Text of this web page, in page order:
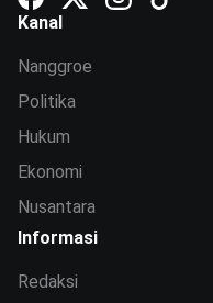
Kanal
Nanggroe
Politika
Hukum
Ekonomi
Nusantara
Informasi
Redaksi